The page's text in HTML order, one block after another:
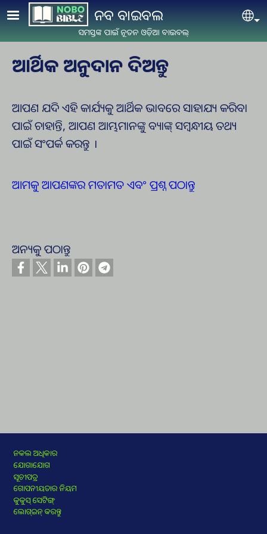
Skip to main contentନବ ବାଇବଲ
ସମସ୍ତଙ୍କ ପାଇଁ ନୂତନ ଓଡ଼ିଆ ବାଇବଲ୍
ଆର୍ଥିକ ଅନୁଦାନ ଦିଅନ୍ତୁ
ଆପଣ ଯଦି ଏହି କାର୍ଯ୍ୟକୁ ଆର୍ଥିକ ଭାବରେ ସାହାଯ୍ୟ କରିବା
ପାଇଁ ଚାହାନ୍ତି, ଆପଣ ଆମ୍ଭମାନଙ୍କୁ ବ୍ୟାଙ୍କ୍ ସମ୍ବନ୍ଧୀୟ ତଥ୍ୟ
ପାଇଁ ସଂପର୍କ କରନ୍ତୁ ।
ଆମକୁ ଆପଣଙ୍କର ମତାମତ ଏବଂ ପ୍ରଶ୍ନ ପଠାନ୍ତୁ
ଅନ୍ୟକୁ ପଠାନ୍ତୁ
ନକଲ ଅଧିକାର
ଯୋଗାଯୋଗ
ସୂଚୀପତ୍ର
ଗୋପନୀୟତାର ନିୟମ
କୁକୁସ୍‌ ସେଟିଙ୍ଗ୍‌
ଲୋଗ୍‍ଇନ୍‍ କରନ୍ତୁ